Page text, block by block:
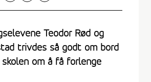
Teodor Rød og
trivdes så godt om bord
om å få forlenge